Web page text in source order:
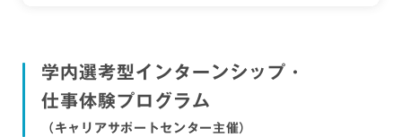
学内選考型インターンシップ・
仕事体験プログラム
（キャリアサポートセンター主催）